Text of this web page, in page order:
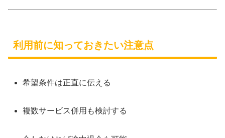
利用前に知っておきたい注意点
希望条件は正直に伝える
複数サービス併用も検討する